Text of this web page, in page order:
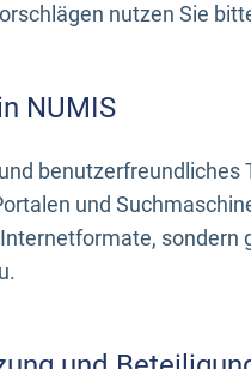
nutzen Sie
NUMIS
und
sondern